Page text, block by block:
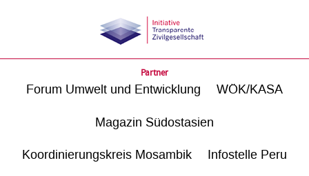
Partner
Forum Umwelt und Entwicklung WÖK/KASA
Magazin Südostasien
Koordinierungskreis Mosambik Infostelle Peru